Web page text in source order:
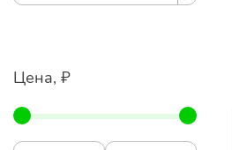
Цена, ₽